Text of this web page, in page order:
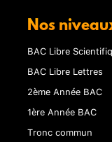
Nos
BAC Libre
BAC Libre Lettres
2ème Année BAC
1ère Année BAC
Tronc commun